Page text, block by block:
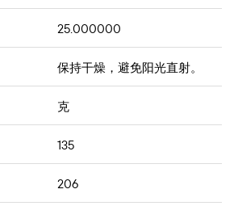
25.000000
保持干燥，避免阳光直射。
克
135
206